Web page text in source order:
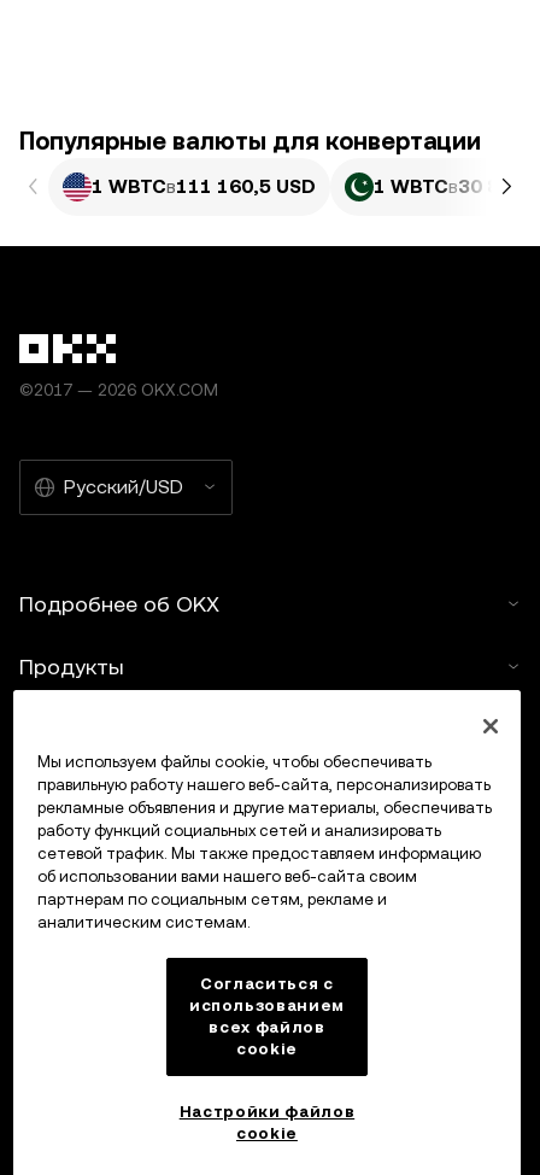
Популярные валюты для конвертации
1 WBTCв111 160,5 USD 1 WBTCв30 888
©2017 — 2026 OKX.COM
Русский/USD
Подробнее об OKX
Продукты
Поддержка
Купить крипто
Крипто-калькулятор
Мы используем файлы cookie, чтобы обеспечивать
правильную работу нашего веб-сайта, персонализировать
рекламные объявления и другие материалы, обеспечивать
работу функций социальных сетей и анализировать
сетевой трафик. Мы также предоставляем информацию
об использовании вами нашего веб-сайта своим
партнерам по социальным сетям, рекламе и
аналитическим системам.
Согласиться с
использованием
всех файлов
cookie
Настройки файлов
cookie